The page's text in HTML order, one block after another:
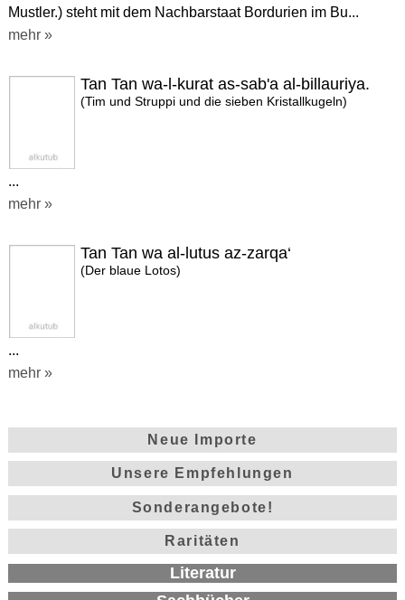
Mustler.) steht mit dem Nachbarstaat Bordurien im Bu...
mehr »
Tan Tan wa-l-kurat as-sab'a al-billauriya.
(Tim und Struppi und die sieben Kristallkugeln)
...
mehr »
Tan Tan wa al-lutus az-zarqa‘
(Der blaue Lotos)
...
mehr »
Neue Importe
Unsere Empfehlungen
Sonderangebote!
Raritäten
Literatur